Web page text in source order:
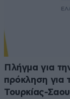
Πλήγμα για
πρόκληση για
Τουρκίας-